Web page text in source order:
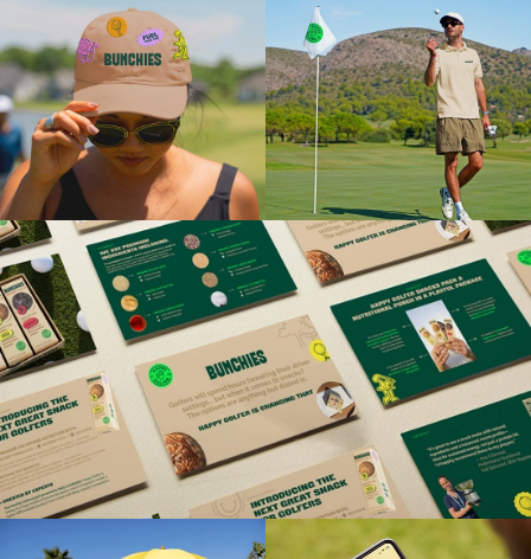
adaptado al golf, sino de un combustible energético
creado específicamente para este deporte.
Los resultados
BUNCHIES irrumpió en el mercado como una
presencia novedosa y singular dentro de una
categoría tradicionalmente conservadora; una
marca diseñada en torno a la forma real en que los
golfistas juegan y viven el deporte. La respuesta
inicial por parte de jugadores, clubes y socios ha
sido contundente, reforzando la demanda de un
combustible limpio y funcional, diseñado
específicamente para el campo de golf.
Más que el lanzamiento de un producto, BUNCHIES
sentó las bases de Happy Golfer: un ecosistema en
expansión de productos orientados al bienestar que
ayudan a las personas a sentirse mejor, jugar mejor
y disfrutar más del juego.